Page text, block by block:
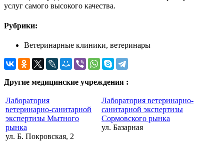
услуг самого высокого качества.
Рубрики:
Ветеринарные клиники, ветеринары
Другие медицинские учреждения :
Лаборатория
ветеринарно-санитарной
экспертизы Мытного
рынка
ул. Б. Покровская, 2
Лаборатория ветеринарно-
санитарной экспертизы
Сормовского рынка
ул. Базарная